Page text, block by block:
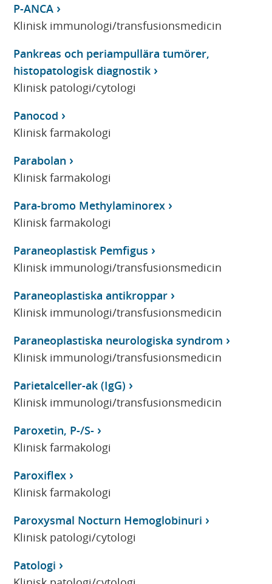
P-ANCA
Klinisk immunologi/transfusionsmedicin
Pankreas och periampullära tumörer,
histopatologisk diagnostik
Klinisk patologi/cytologi
Panocod
Klinisk farmakologi
Parabolan
Klinisk farmakologi
Para-bromo Methylaminorex
Klinisk farmakologi
Paraneoplastisk Pemfigus
Klinisk immunologi/transfusionsmedicin
Paraneoplastiska antikroppar
Klinisk immunologi/transfusionsmedicin
Paraneoplastiska neurologiska syndrom
Klinisk immunologi/transfusionsmedicin
Parietalceller-ak (IgG)
Klinisk immunologi/transfusionsmedicin
Paroxetin, P-/S-
Klinisk farmakologi
Paroxiflex
Klinisk farmakologi
Paroxysmal Nocturn Hemoglobinuri
Klinisk patologi/cytologi
Patologi